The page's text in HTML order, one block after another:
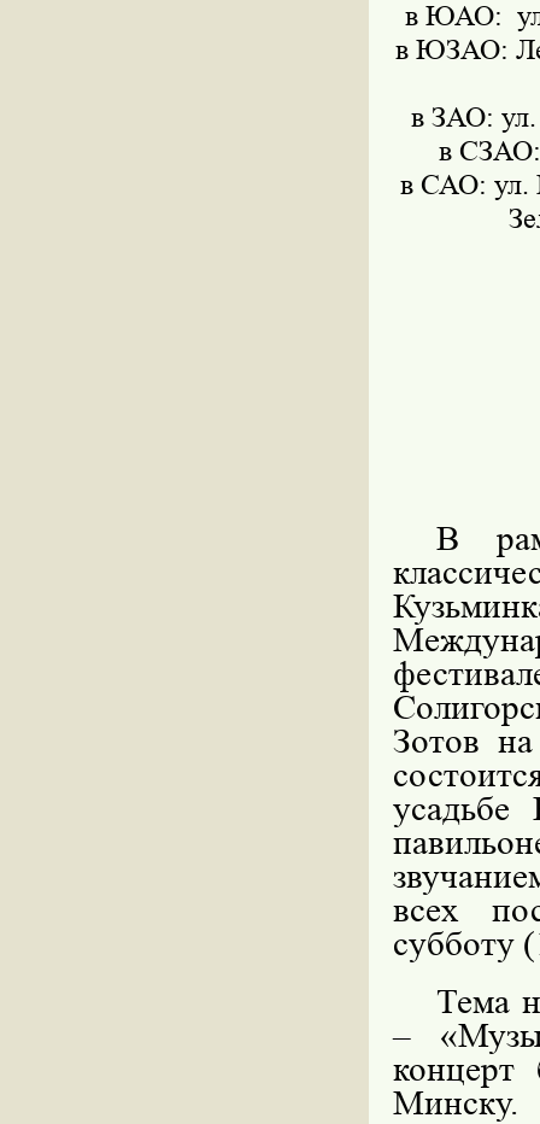
в ЮАО: ул.
в ЮЗАО:
в ЗАО:
в
в САО: ул.
В
Зотов
усадьбе
всех
субботу
Тема
–
концерт
Минску.